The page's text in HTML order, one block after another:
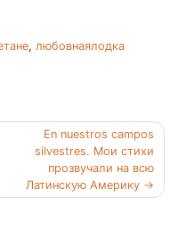
, любовнаялодка
En nuestros campos
silvestres. Мои стихи
прозвучали на всю
Латинскую Америку